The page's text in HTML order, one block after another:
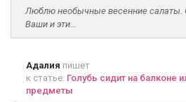
Люблю необычные весенние салаты.
Ваши и эти...
Адалия пишет
к статье: Голубь сидит на балконе
предметы